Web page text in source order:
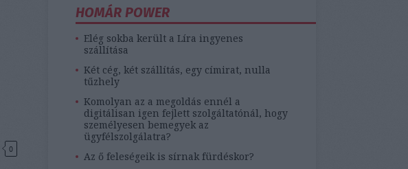
0
HOMÁR POWER
Elég sokba került a Líra ingyenes
szállítása
Két cég, két szállítás, egy címirat, nulla
tűzhely
Komolyan az a megoldás ennél a
digitálisan igen fejlett szolgáltatónál, hogy
személyesen bemegyek az
ügyfélszolgálatra?
Az ő feleségeik is sírnak fürdéskor?